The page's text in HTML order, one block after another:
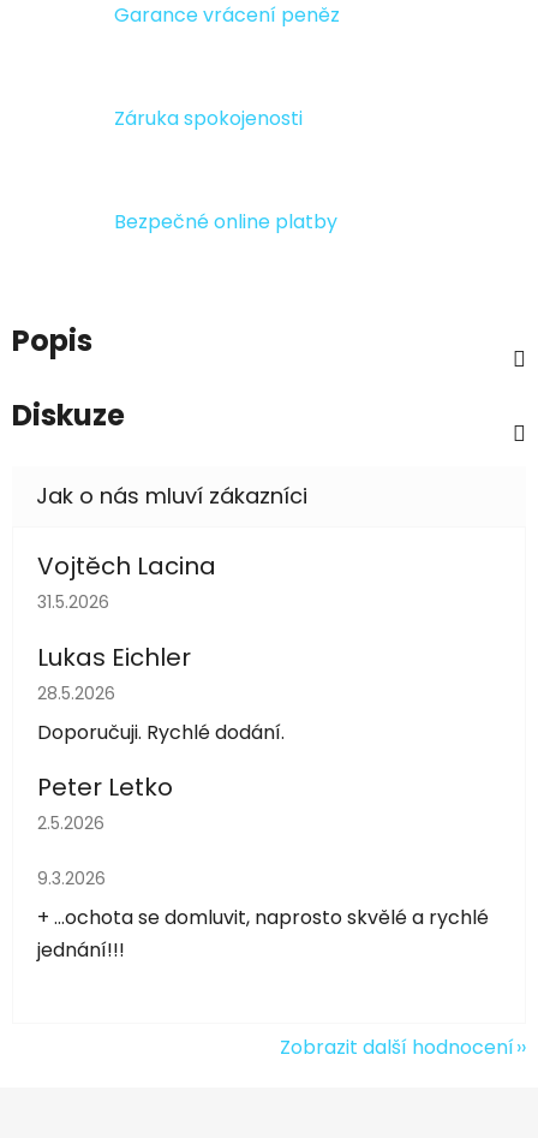
Garance vrácení peněz
Záruka spokojenosti
Bezpečné online platby
Popis
Diskuze
Vojtěch Lacina
Hodnocení obchodu je 5 z 5 hvězdiček.
31.5.2026
Lukas Eichler
Hodnocení obchodu je 5 z 5 hvězdiček.
28.5.2026
Doporučuji. Rychlé dodání.
Peter Letko
Hodnocení obchodu je 5 z 5 hvězdiček.
2.5.2026
Hodnocení obchodu je 5 z 5 hvězdiček.
9.3.2026
+ ...ochota se domluvit, naprosto skvělé a rychlé
jednání!!!
Zobrazit další hodnocení